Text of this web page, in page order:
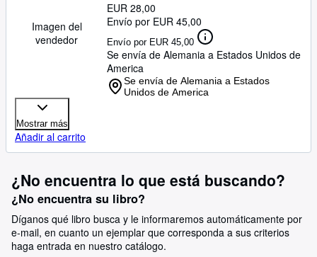
Imagen del
vendedor
EUR 28,00
Envío por EUR 45,00
Envío por EUR 45,00
Se envía de Alemania a Estados Unidos de
America
Se envía de Alemania a Estados
Unidos de America
Mostrar más
Añadir al carrito
¿No encuentra lo que está buscando?
¿No encuentra su libro?
Díganos qué libro busca y le informaremos automáticamente por
e-mail, en cuanto un ejemplar que corresponda a sus criterios
haga entrada en nuestro catálogo.